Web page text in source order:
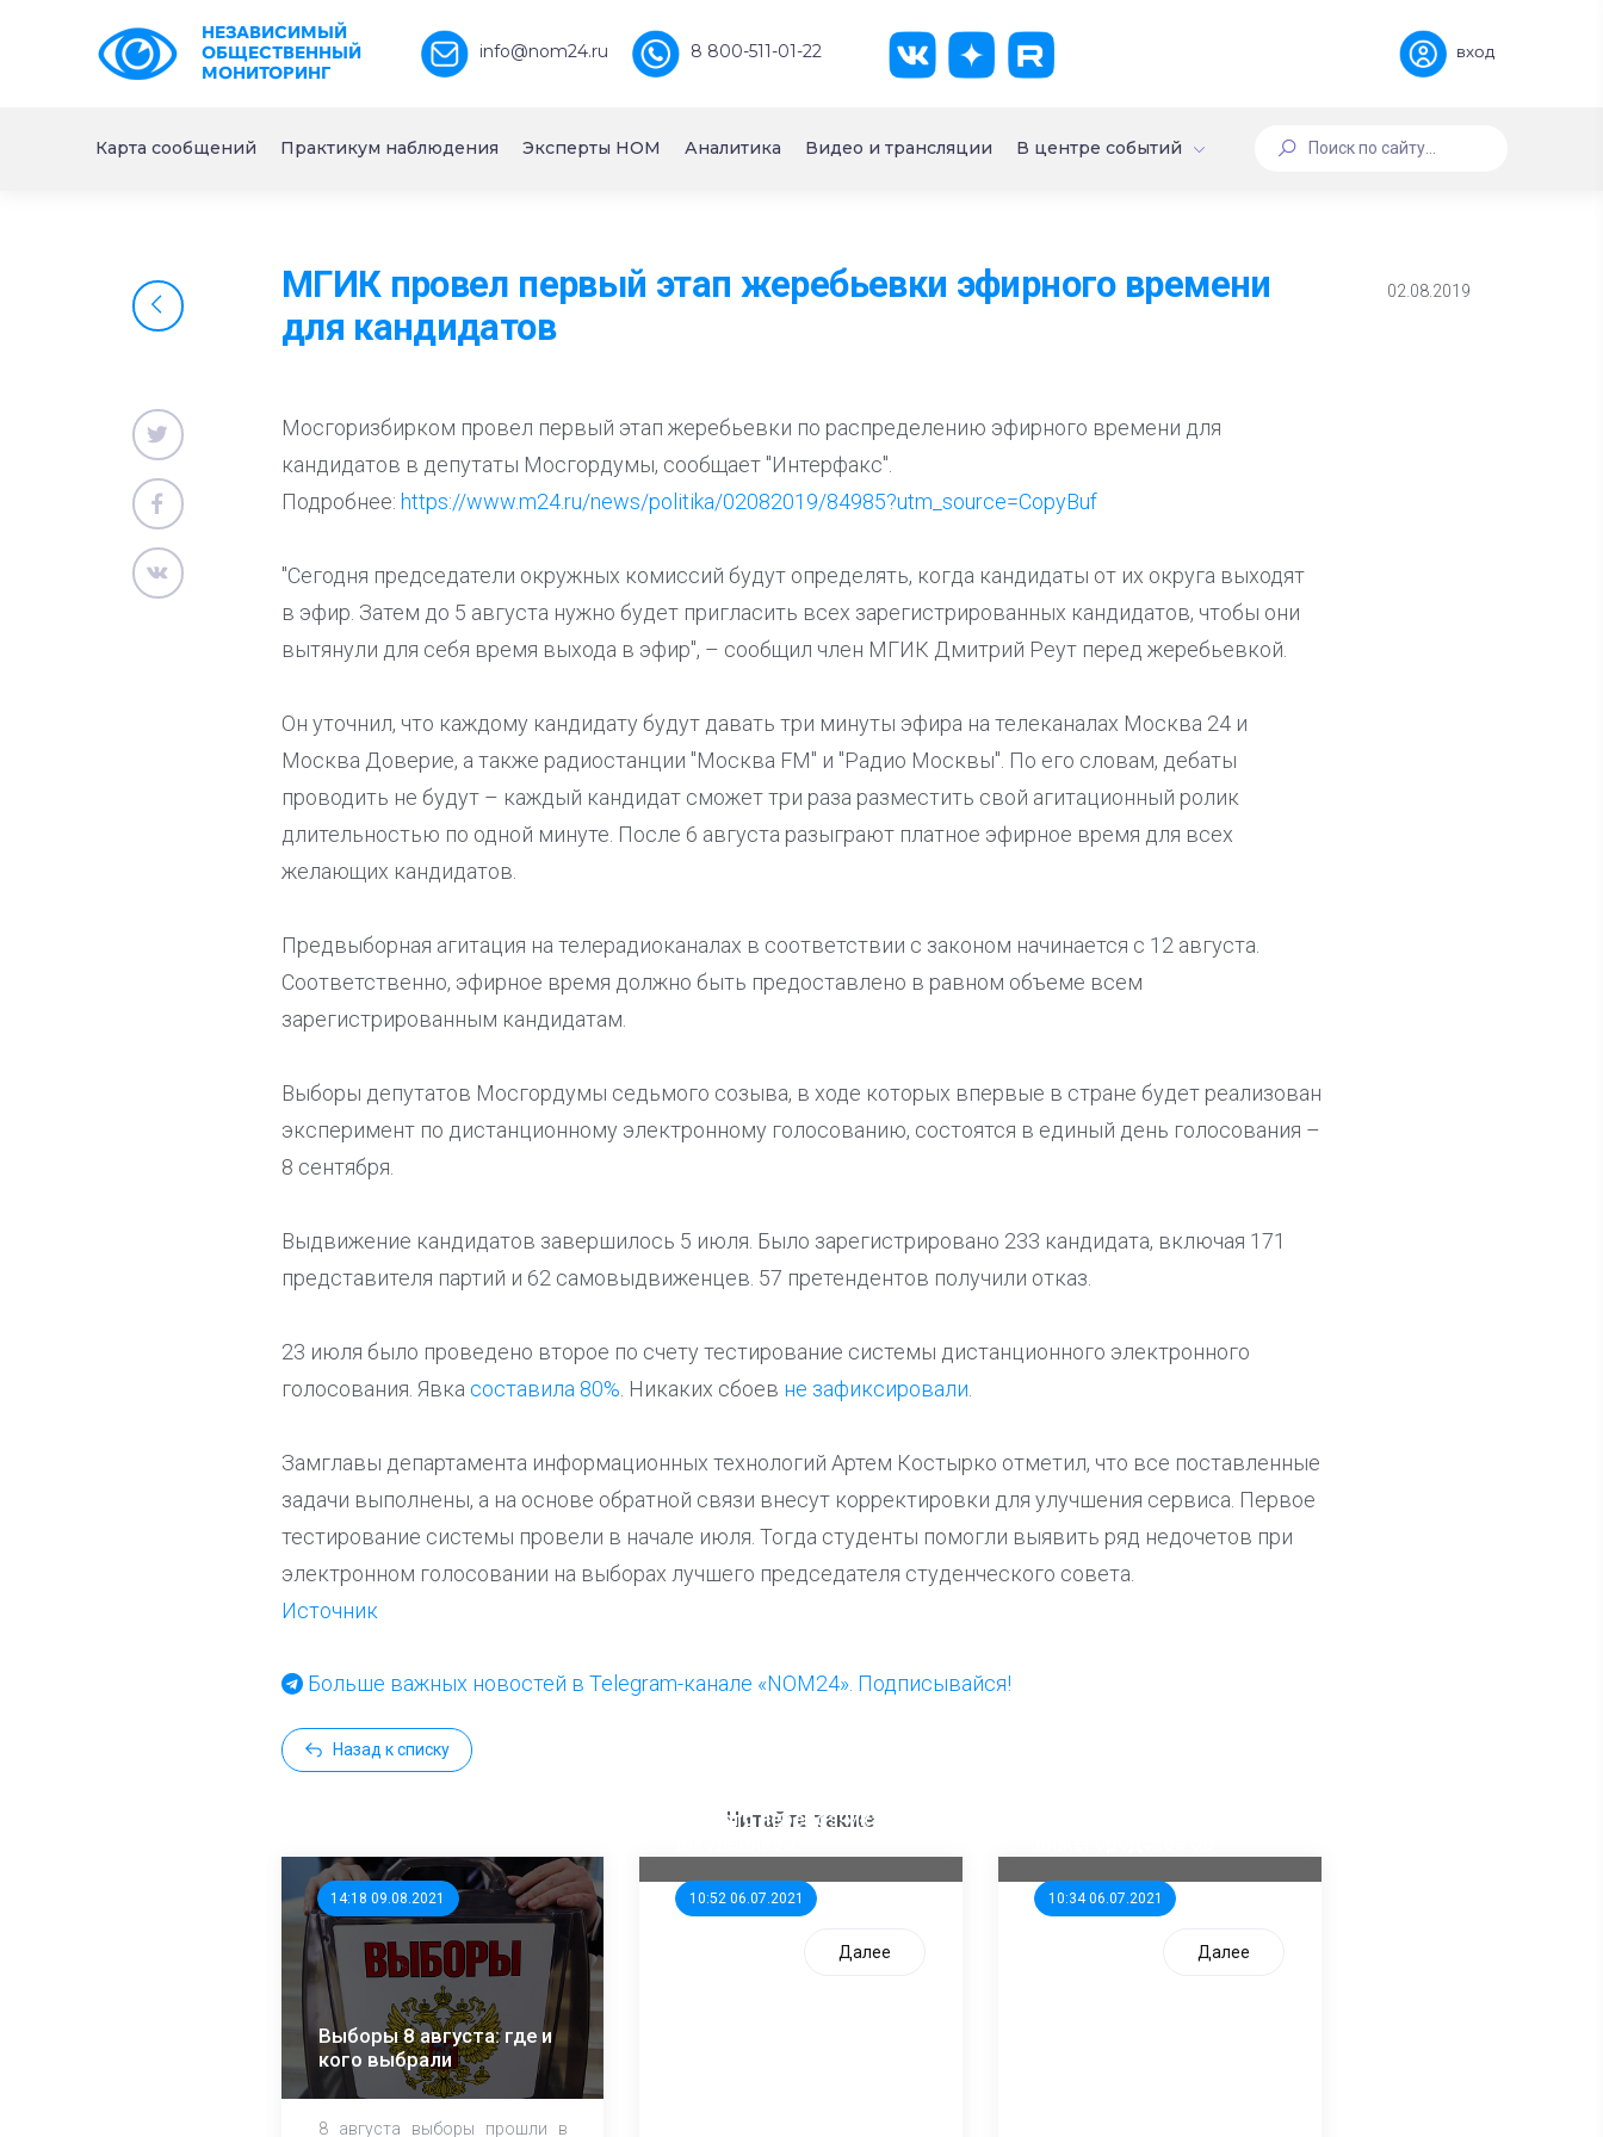
НЕЗАВИСИМЫЙ
ОБЩЕСТВЕННЫЙ
МОНИТОРИНГ
info@nom24.ru 8 800-511-01-22 вход
Карта сообщений Практикум наблюдения Эксперты НОМ Аналитика Видео и трансляции В центре событий
МГИК провел первый этап жеребьевки эфирного времени
для кандидатов
02.08.2019
Мосгоризбирком провел первый этап жеребьевки по распределению эфирного времени для
кандидатов в депутаты Мосгордумы, сообщает "Интерфакс".
Подробнее: https://www.m24.ru/news/politika/02082019/84985?utm_source=CopyBuf
"Сегодня председатели окружных комиссий будут определять, когда кандидаты от их округа выходят
в эфир. Затем до 5 августа нужно будет пригласить всех зарегистрированных кандидатов, чтобы они
вытянули для себя время выхода в эфир", – сообщил член МГИК Дмитрий Реут перед жеребьевкой.
Он уточнил, что каждому кандидату будут давать три минуты эфира на телеканалах Москва 24 и
Москва Доверие, а также радиостанции "Москва FM" и "Радио Москвы". По его словам, дебаты
проводить не будут – каждый кандидат сможет три раза разместить свой агитационный ролик
длительностью по одной минуте. После 6 августа разыграют платное эфирное время для всех
желающих кандидатов.
Предвыборная агитация на телерадиоканалах в соответствии с законом начинается с 12 августа.
Соответственно, эфирное время должно быть предоставлено в равном объеме всем
зарегистрированным кандидатам.
Выборы депутатов Мосгордумы седьмого созыва, в ходе которых впервые в стране будет реализован
эксперимент по дистанционному электронному голосованию, состоятся в единый день голосования –
8 сентября.
Выдвижение кандидатов завершилось 5 июля. Было зарегистрировано 233 кандидата, включая 171
представителя партий и 62 самовыдвиженцев. 57 претендентов получили отказ.
23 июля было проведено второе по счету тестирование системы дистанционного электронного
голосования. Явка составила 80% . Никаких сбоев не зафиксировали
Замглавы департамента информационных технологий Артем Костырко отметил, что все поставленные
задачи выполнены, а на основе обратной связи внесут корректировки для улучшения сервиса. Первое
тестирование системы провели в начале июля. Тогда студенты помогли выявить ряд недочетов при
электронном голосовании на выборах лучшего председателя студенческого совета.
Источник
Больше важных новостей в Telegram-канале «NOM24». Подписывайся!
Назад к списку
Читайте также
14:18 09.08.2021
Выборы 8 августа: где и
кого выбрали
8 августа выборы прошли в
10:52 06.07.2021
единого перевозчика для
Далее
10:34 06.07.2021
Далее